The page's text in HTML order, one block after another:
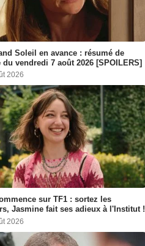
Soleil en avance : résumé de
du vendredi 7 août 2026 [SPOILERS]
2026
sur TF1 : sortez les
Jasmine fait ses adieux à l'Institut !
2026